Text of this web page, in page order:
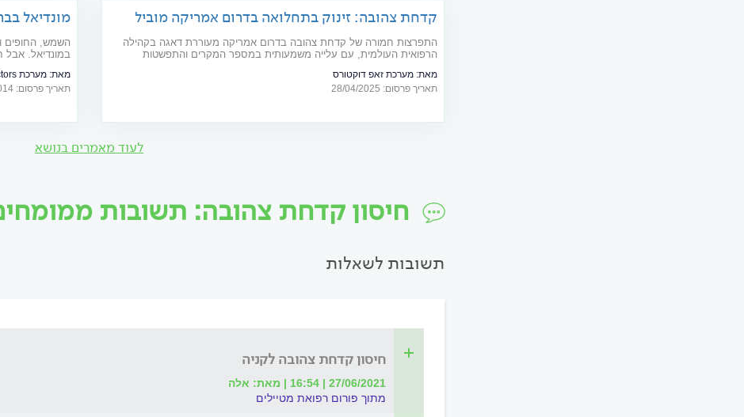
קדחת צהובה: זינוק בתחלואה בדרום אמריקה מוביל
לאזהרות מסע חדשות למטיילים
התפרצות חמורה של קדחת צהובה בדרום אמריקה מעוררת דאגה בקהילה
הרפואית העולמית, עם עלייה משמעותית במספר המקרים והתפשטות
מאת: מערכת זאפ דוקטורס
תאריך פרסום: 28/04/2025
מונדיאל
השמש, החופים
במונדיאל. אבל
מאת: מערכת zap doctors
תאריך פרסום: 09/06/2014
לעוד מאמרים בנושא
חיסון קדחת צהובה: תשובות ממומחים
תשובות לשאלות
חיסון קדחת צהובה לקניה
27/06/2021 | 16:54 | מאת: אלה
מתוך פורום רפואת מטיילים